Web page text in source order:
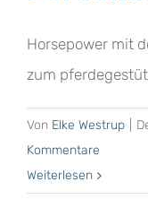
Horsepower mit
zum
Von Elke Westrup
Kommentare
Weiterlesen